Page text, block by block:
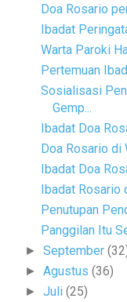
Doa Rosario
Ibadat
Warta Paroki
Pertemuan
Sosialisasi
Gemp...
Ibadat Doa
Doa Rosario di
Ibadat Doa
Ibadat Rosario
Penutupan
Panggilan Itu
►September
►Agustus(36)
►Juli(25)